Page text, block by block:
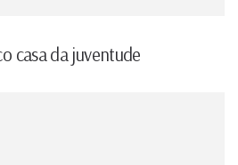
casa da juventude